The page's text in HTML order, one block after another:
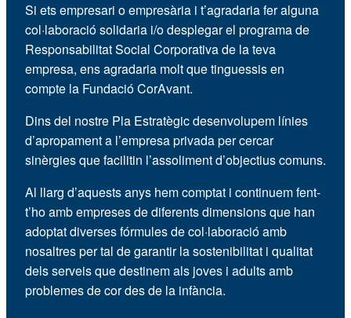
Si ets empresari o empresària i t’agradaria fer alguna
col·laboració solidaria i/o desplegar el programa de
Responsabilitat Social Corporativa de la teva
empresa, ens agradaria molt que tinguessis en
compte la Fundació CorAvant.
Dins del nostre Pla Estratègic desenvolupem línies
d’apropament a l’empresa privada per cercar
sinèrgies que facilitin l’assoliment d’objectius comuns.
Al llarg d’aquests anys hem comptat i continuem fent-
t’ho amb empreses de diferents dimensions que han
adoptat diverses fórmules de col·laboració amb
nosaltres per tal de garantir la sostenibilitat i qualitat
dels serveis que destinem als joves i adults amb
problemes de cor des de la infància.